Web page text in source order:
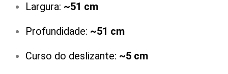
Largura: ~51 cm
Profundidade: ~51 cm
Curso do deslizante: ~5 cm